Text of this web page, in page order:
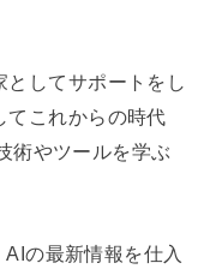
してサポートをし
てこれからの時代
術やツールを学ぶ
の最新情報を仕入